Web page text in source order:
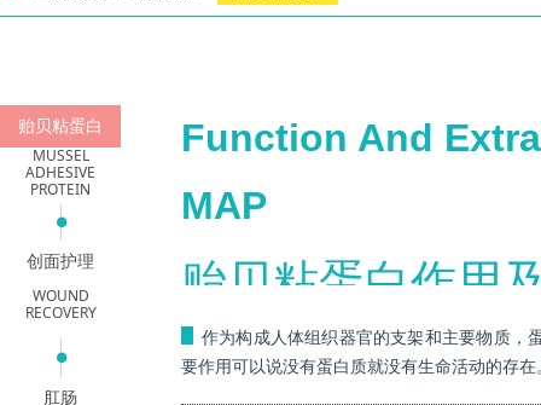
Function And
MAP
贻贝粘蛋白作用
作为构成人体组织器官的支架和主要物质，
要作用可以说没有蛋白质就没有生命活动的存在
ꄶ
肛肠
创面护理
贻贝粘蛋白
WOUND
RECOVERY
넸
MUSSEL
ADHESIVE
PROTEIN
넸